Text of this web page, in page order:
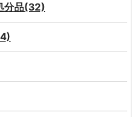
分品(32)